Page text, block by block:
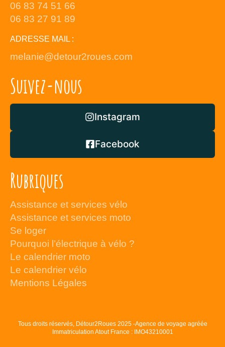
06 83 74 51 66
06 83 27 91 89
ADRESSE MAIL :
melanie@detour2roues.com
Suivez-nous
Instagram
Facebook
Rubriques
Assistance et services vélo
Assistance et services moto
Se loger
Pourquoi l’électrique à vélo ?
Le calendrier moto
Le calendrier vélo
Mentions Légales
Tous droits réservés, Détour2Roues 2025 -Agence de voyage agréée
Immatriculation Atout France : IMO43210001